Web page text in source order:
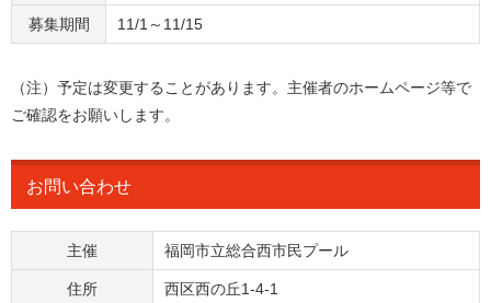
募集期間 11/1～11/15
（注）予定は変更することがあります。主催者のホームページ等で
ご確認をお願いします。
お問い合わせ
主催 福岡市立総合西市民プール
住所 西区西の丘1-4-1